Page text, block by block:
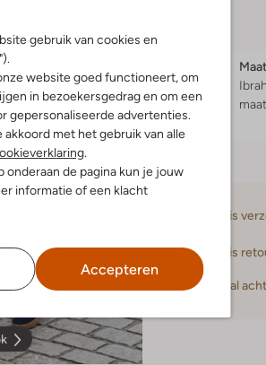
gebruik van cookies en
website goed functioneert, om
in bezoekersgedrag en om een
gepersonaliseerde advertenties.
met het gebruik van alle
.
de pagina kun je jouw
informatie of een klacht
Accepteren
Gratis
Gratis
Betaal